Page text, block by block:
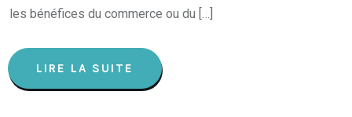
les bénéfices du commerce ou du […]
LIRE LA SUITE